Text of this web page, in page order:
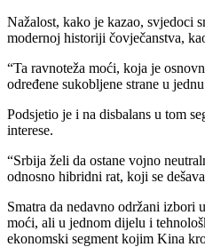
Nažalost, kako je kazao, svjedoci
modernoj historiji čovječanstva,
“Ta ravnoteža moći, koja je
određene sukobljene strane u
Podsjetio je i na disbalans u tom
interese.
“Srbija želi da ostane vojno
odnosno hibridni rat, koji se
Smatra da nedavno održani izbori
moći, ali u jednom dijelu i
ekonomski segment kojim Kina